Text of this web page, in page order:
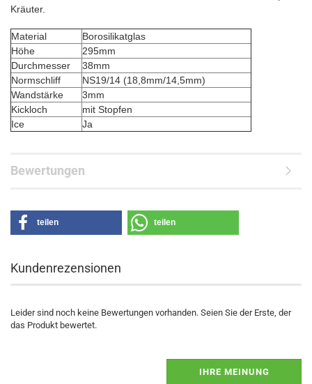
Kräuter.
Material
Borosilikatglas
Höhe
295mm
Durchmesser
38mm
Normschliff
NS19/14 (18,8mm/14,5mm)
Wandstärke
3mm
Kickloch
mit Stopfen
Ice
Ja
Bewertungen
teilen teilen
Kundenrezensionen
Leider sind noch keine Bewertungen vorhanden. Seien Sie der Erste, der
das Produkt bewertet.
IHRE MEINUNG